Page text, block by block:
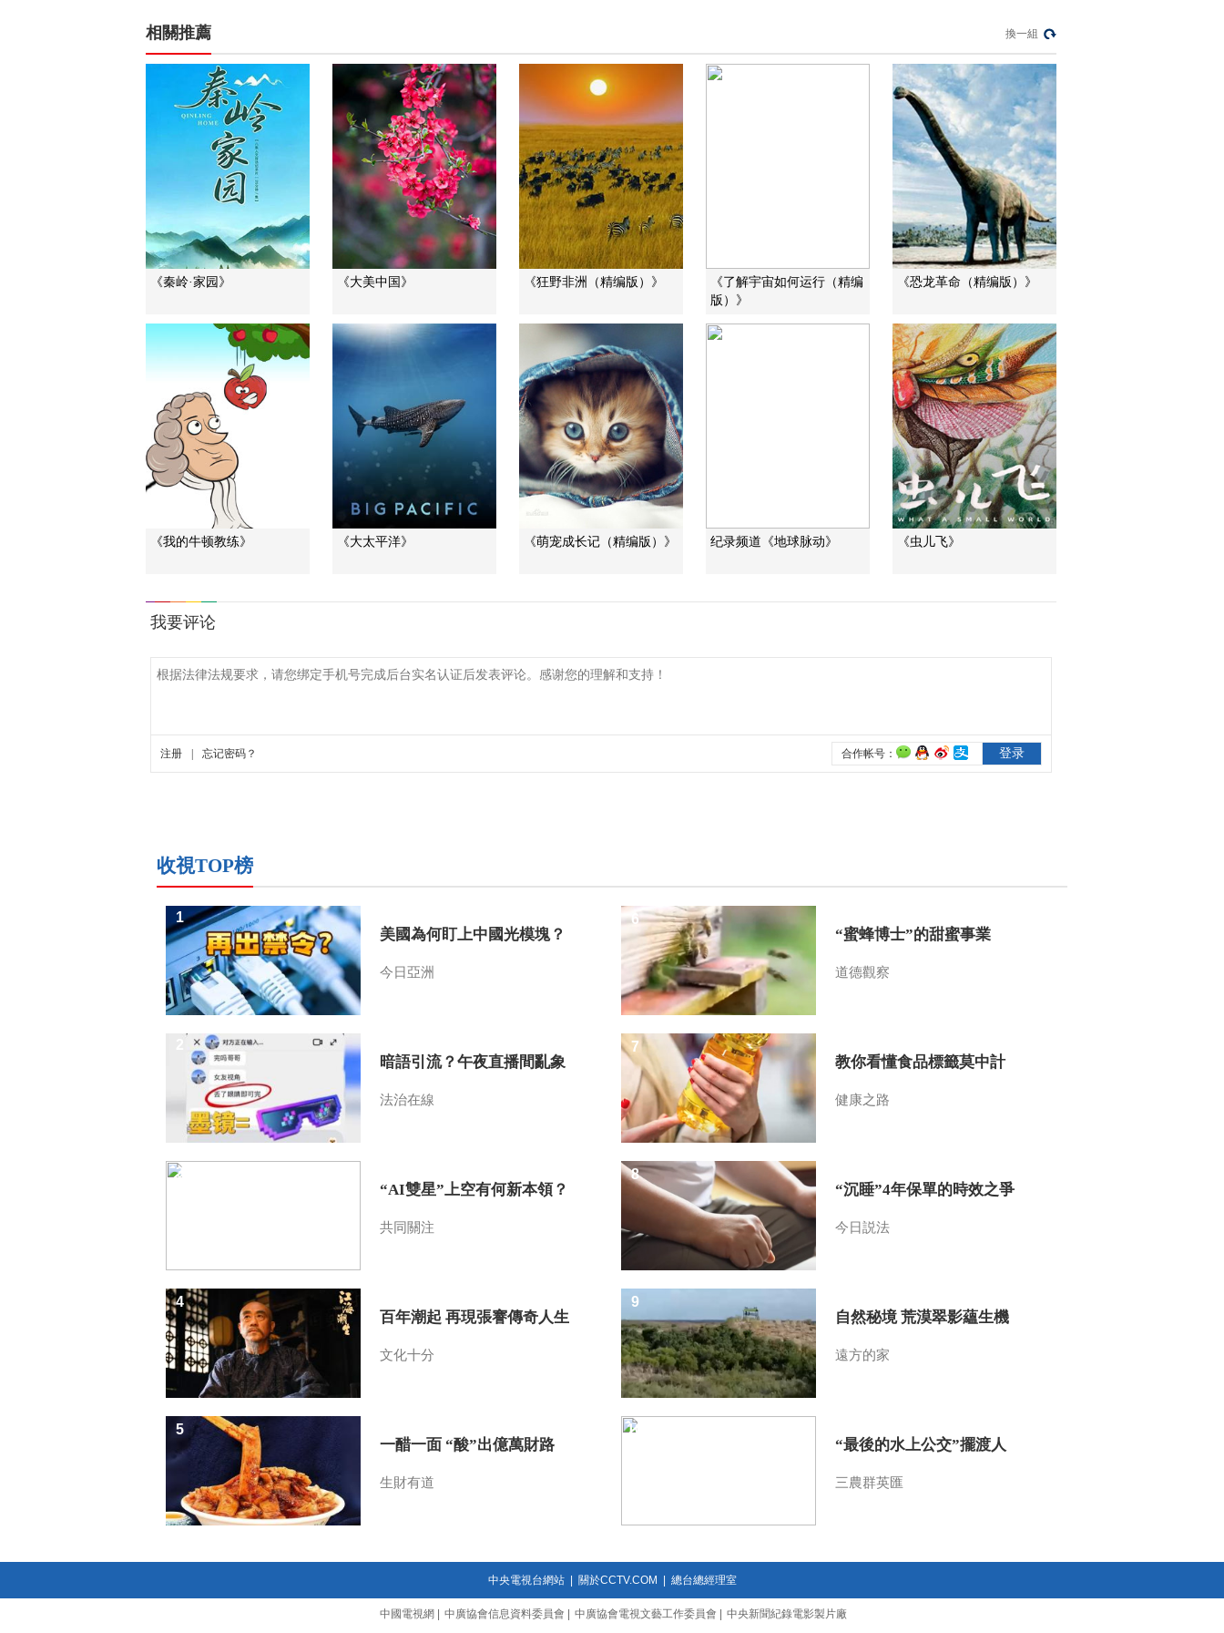
相關推薦 換一組
《秦岭·家园》 《大美中国》 《狂野非洲（精编版）》
《了解宇宙如何运行（精编
版）》
《恐龙革命（精编版）》
《我的牛顿教练》 《大太平洋》 《萌宠成长记（精编版）》 纪录频道《地球脉动》 《虫儿飞》
收視TOP榜
美國為何盯上中國光模塊？
今日亞洲
1
暗語引流？午夜直播間亂象
法治在線
“AI雙星”上空有何新本領？
共同關注
3
百年潮起 再現張謇傳奇人生
文化十分
4
一醋一面 “酸”出億萬財路
生財有道
5
“蜜蜂博士”的甜蜜事業
道德觀察
6
教你看懂食品標籤莫中計
健康之路
7
“沉睡”4年保單的時效之爭
今日説法
8
自然秘境 荒漠翠影蘊生機
遠方的家
9
“最後的水上公交”擺渡人
三農群英匯
10
中央電視台網站| 關於CCTV.COM 總台總經理室
中國電視網 中廣協會信息資料委員會 中廣協會電視文藝工作委員會 中央新聞紀錄電影製片廠